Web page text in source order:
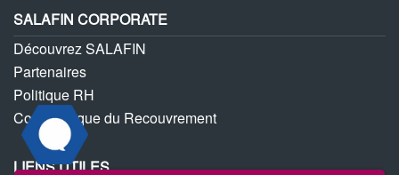
SALAFIN CORPORATE
Découvrez SALAFIN
Partenaires
Politique RH
Code Ethique du Recouvrement
LIENS UTILES